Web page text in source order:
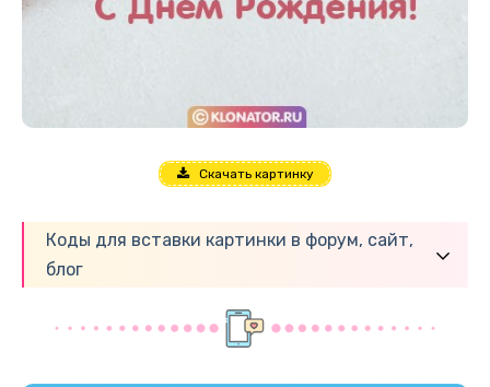
Скачать картинку
Коды для вставки картинки в форум, сайт,
блог